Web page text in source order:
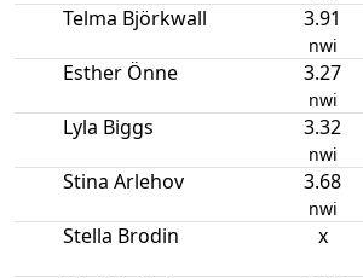
Telma Björkwall 3.91
nwi
Esther Önne 3.27
nwi
Lyla Biggs 3.32
nwi
Stina Arlehov 3.68
nwi
Stella Brodin x